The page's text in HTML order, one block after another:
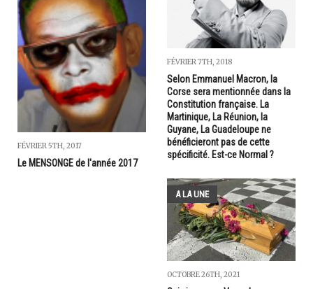
FÉVRIER 5TH, 2017
Le MENSONGE de l'année 2017
FÉVRIER 7TH, 2018
Selon Emmanuel Macron, la
Corse sera mentionnée dans la
Constitution française. La
Martinique, La Réunion, la
Guyane, La Guadeloupe ne
bénéficieront pas de cette
spécificité. Est-ce Normal ?
A LA UNE
OCTOBRE 26TH, 2021